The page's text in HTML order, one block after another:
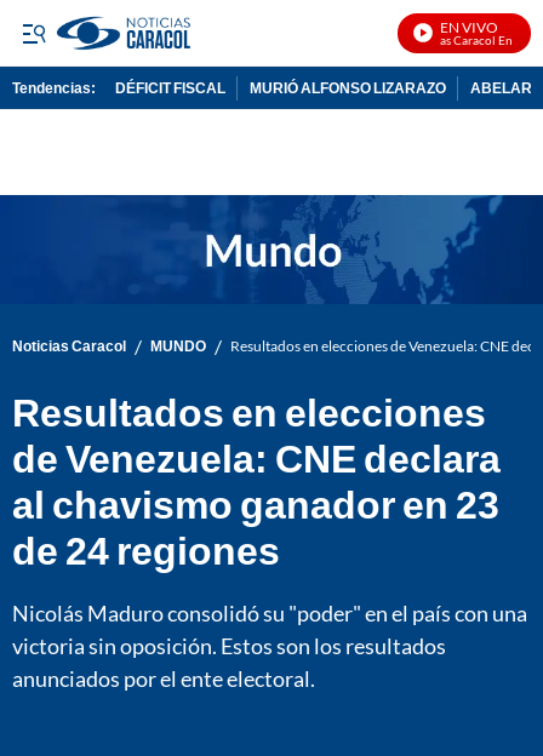
EN VIVO
Noticias Caracol En Vivo
Tendencias: DÉFICIT FISCAL MURIÓ ALFONSO LIZARAZO
Noticias Caracol / MUNDO / Resultados en elecciones de Venezuela: CNE
Resultados en elecciones
de Venezuela: CNE declara
al chavismo ganador en 23
de 24 regiones
Nicolás Maduro consolidó su "poder" en el país con una
victoria sin oposición. Estos son los resultados
anunciados por el ente electoral.